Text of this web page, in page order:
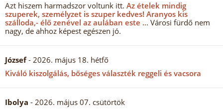
Azt hiszem harmadszor voltunk itt. Az ételek mindig
szuperek, személyzet is szuper kedves! Aranyos kis
szálloda,- élő zenével az aulában este ... Városi fürdő nem
nagy, de ahhoz képest egészen jó.
József- 2026. május 18. hétfő
Kiváló kiszolgálás, bőséges választék reggeli és vacsora
Ibolya - 2026. május 07. csütörtök